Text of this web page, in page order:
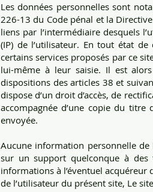
Les données personnelles sont
226-13 du Code pénal et la
liens par l’intermédiaire desquels
(IP) de l’utilisateur. En tout état
certains services proposés par ce
lui-même à leur saisie. Il est
dispositions des articles 38 et
dispose d’un droit d’accès, de
accompagnée d’une copie du
envoyée.
Aucune information personnelle de
sur un support quelconque à des
informations à l’éventuel
de l’utilisateur du présent site, Le